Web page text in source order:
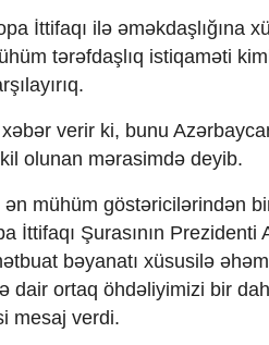
və nəqliyyat
İttifaqı ilə əməkdaşlığına
tərəfdaşlıq istiqaməti
xəbər verir ki, bunu
olunan mərasimdə deyib.
ən mühüm göstəricilərindən
İttifaqı Şurasının
bəyanatı xüsusilə
dair ortaq öhdəliyimizi bir
mesaj verdi.